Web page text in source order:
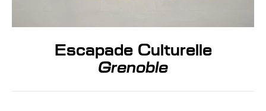
Escapade Culturelle
Grenoble